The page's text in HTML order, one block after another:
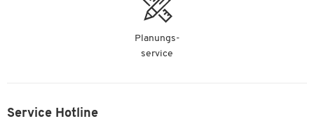
Planungs-
service
Service Hotline